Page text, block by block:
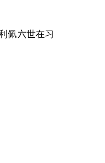
佩六世在习